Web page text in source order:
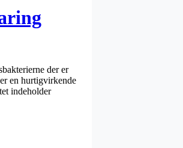
der er
en hurtigvirkende
indeholder